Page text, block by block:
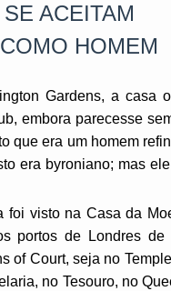
ACEITAM
HOMEM
Gardens, a casa
embora parecesse
que era um homem
era byroniano; mas
foi visto na Casa da
portos de Londres de
of Court, seja no
no Tesouro, no